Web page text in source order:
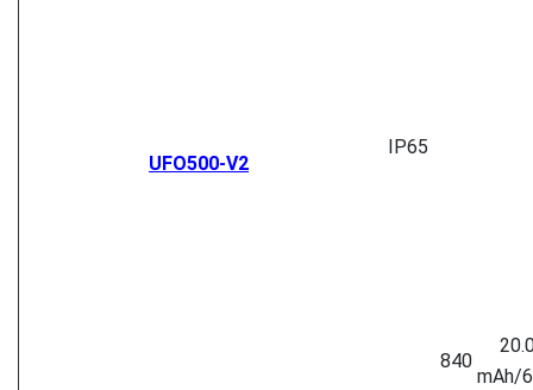
IP65
UFO500-V2
840
mAh/